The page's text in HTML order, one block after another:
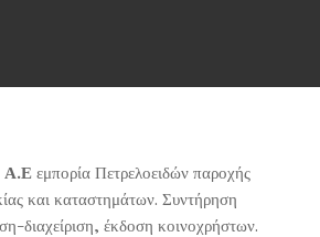
Α.Ε εμπορία Πετρελοειδών παροχής
και καταστημάτων. Συντήρηση
διαχείριση, έκδοση κοινοχρήστων.